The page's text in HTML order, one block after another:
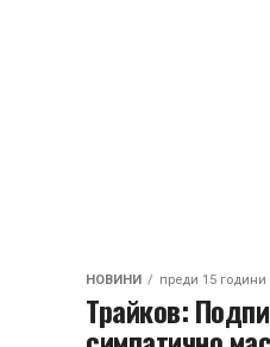
НОВИНИ преди 15 години
Трайков: